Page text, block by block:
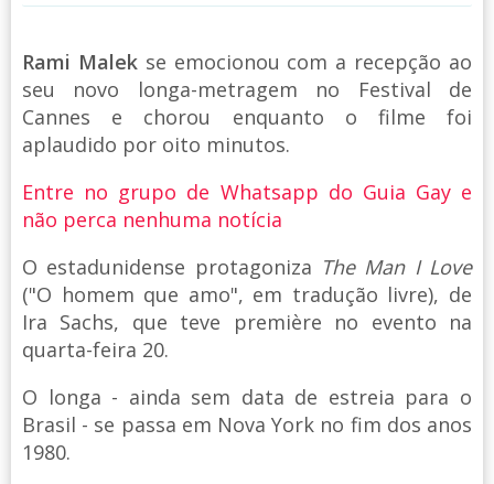
Rami Malekse emocionou com a recepção ao
seu novo longa-metragem no Festival de
Cannes e chorou enquanto o filme foi
aplaudido por oito minutos.
Entre no grupo de Whatsapp do Guia Gay e
não perca nenhuma notícia
O estadunidense protagoniza The Man I Love
("O homem que amo", em tradução livre), de
Ira Sachs, que teve première no evento na
quarta-feira 20.
O longa - ainda sem data de estreia para o
Brasil - se passa em Nova York no fim dos anos
1980.